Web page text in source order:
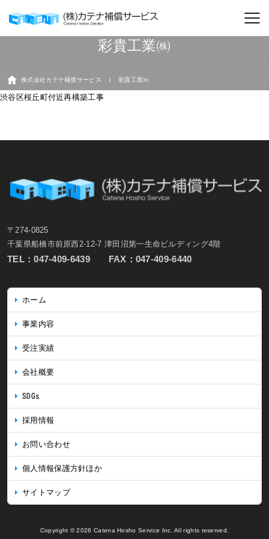
彩貴工業㈱
株式会社カテナ補償サービス 彩貴工業㈱
渋谷区桜丘町付近再構築工事
〒274-0825
千葉県船橋市前原西2-12-7 津田沼第一生命ビルディング4階
TEL：047-409-6439 FAX：047-409-6440
ホーム
事業内容
受注実績
会社概要
SDGs
採用情報
お問い合わせ
個人情報保護方針ほか
サイトマップ
Copyright © 2026 Catena Hosho Service Inc. All rights reserved.